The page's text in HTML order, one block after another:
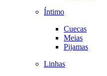
Íntimo
Cuecas
Meias
Pijamas
Linhas